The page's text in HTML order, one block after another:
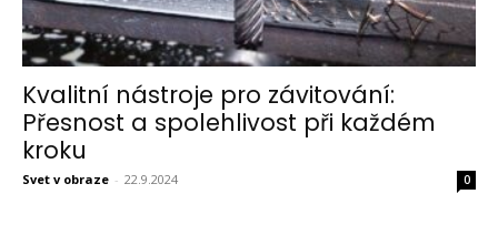
Kvalitní nástroje pro závitování:
Přesnost a spolehlivost při každém
kroku
Svet v obraze - 22.9.2024 0